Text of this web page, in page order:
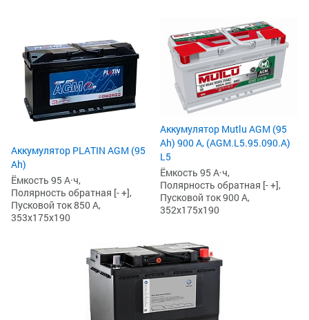
Аккумулятор PLATIN AGM (95
Ah)
Ёмкость 95 А·ч,
Полярность обратная [- +],
Пусковой ток 850 А,
353x175x190
Аккумулятор Mutlu AGM (95
Ah) 900 А, (AGM.L5.95.090.A)
L5
Ёмкость 95 А·ч,
Полярность обратная [- +],
Пусковой ток 900 А,
352x175x190